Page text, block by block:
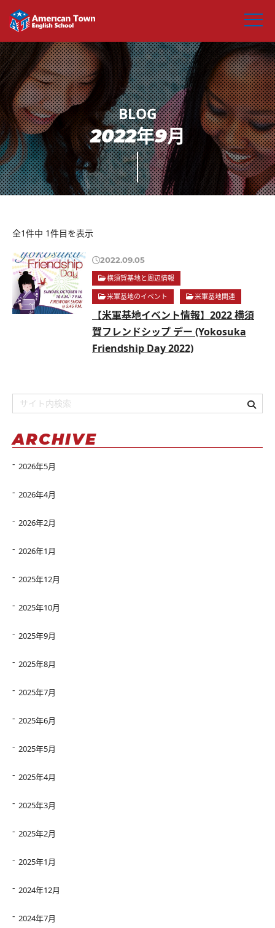
2022年9月
全1件中 1件目を表示
2022.09.05
横須賀基地と周辺情報
米軍基地のイベント
米軍基地関連
【米軍基地イベント情報】2022 横須
賀フレンドシップ デー (Yokosuka
Friendship Day 2022)
ARCHIVE
2026年5月
2026年4月
2026年2月
2026年1月
2025年12月
2025年10月
2025年9月
2025年8月
2025年7月
2025年6月
2025年5月
2025年4月
2025年3月
2025年2月
2025年1月
2024年12月
2024年7月